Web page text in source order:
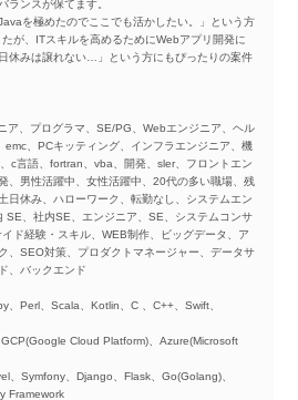
ランスが保てます。
を極めたのでここでも活かしたい。」という方
が、ITスキルを高めるためにWebアプリ開発に
休みは譲れない…」という方にもぴったりの案件
ア、プログラマ、SE/PG、Webエンジニア、ヘル
emc、PCキッティング、インフラエンジニア、機
c言語、fortran、vba、開発、sler、フロントエン
、男性活躍中、女性活躍中、20代の多い職場、残
日休み、ハローワーク、転勤なし、システムエン
SE、社内SE、エンジニア、SE、システムコンサ
ド経験・スキル、WEB制作、ビッグデータ、ア
、SEO対策、プロダクトマネージャー、データサ
、バックエンド
、Perl、Scala、Kotlin、C 、C++、Swift、
Cloud Platform)、Azure(Microsoft
、Symfony、Django、Flask、Go(Golang)、
Framework